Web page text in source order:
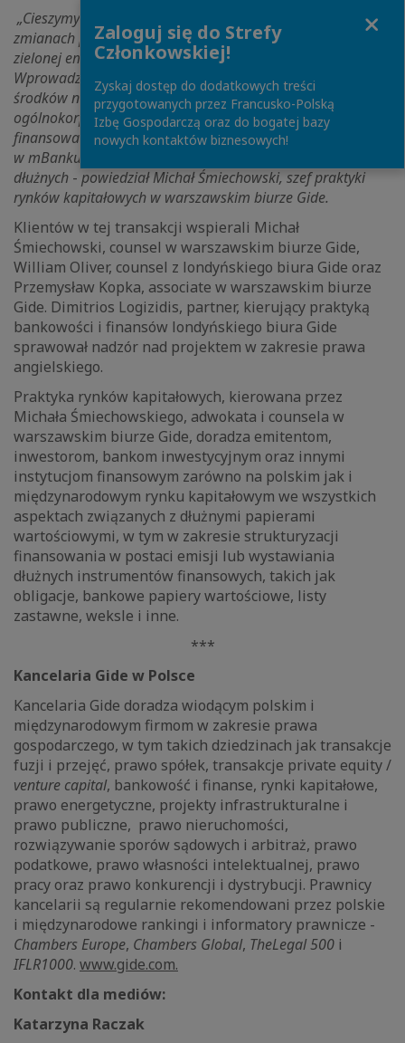
„Cieszymy się, że mogliśmy doradzać mBank przy
zmianach programu EMTN oraz plasowaniu pierwszej
zielonej emisji w ramach zmienionego programu EMTN.
Wprowadzone zmiany umożliwią mBankowi pozyskiwanie
środków na finansowanie swoich potrzeb
ogólnokorporacyjnych lub innych celów, w tym
finansowanie uprawnionych projektów zgodnie z przyjętymi
w mBanku ramami dla emisji zielonych instrumentów
dłużnych - powiedział Michał Śmiechowski, szef praktyki
rynków kapitałowych w warszawskim biurze Gide.
Klientów w tej transakcji wspierali Michał
Śmiechowski, counsel w warszawskim biurze Gide,
William Oliver, counsel z londyńskiego biura Gide oraz
Przemysław Kopka, associate w warszawskim biurze
Gide. Dimitrios Logizidis, partner, kierujący praktyką
bankowości i finansów londyńskiego biura Gide
sprawował nadzór nad projektem w zakresie prawa
angielskiego.
Praktyka rynków kapitałowych, kierowana przez
Michała Śmiechowskiego, adwokata i counsela w
warszawskim biurze Gide, doradza emitentom,
inwestorom, bankom inwestycyjnym oraz innymi
instytucjom finansowym zarówno na polskim jak i
międzynarodowym rynku kapitałowym we wszystkich
aspektach związanych z dłużnymi papierami
wartościowymi, w tym w zakresie strukturyzacji
finansowania w postaci emisji lub wystawiania
dłużnych instrumentów finansowych, takich jak
obligacje, bankowe papiery wartościowe, listy
zastawne, weksle i inne.
***
Kancelaria Gide w Polsce
Kancelaria Gide doradza wiodącym polskim i
międzynarodowym firmom w zakresie prawa
gospodarczego, w tym takich dziedzinach jak transakcje
fuzji i przejęć, prawo spółek, transakcje private equity /
venture capital, bankowość i finanse, rynki kapitałowe,
prawo energetyczne, projekty infrastrukturalne i
prawo publiczne, prawo nieruchomości,
rozwiązywanie sporów sądowych i arbitraż, prawo
podatkowe, prawo własności intelektualnej, prawo
pracy oraz prawo konkurencji i dystrybucji. Prawnicy
kancelarii są regularnie rekomendowani przez polskie
i międzynarodowe rankingi i informatory prawnicze -
Chambers Europe, Chambers Global, TheLegal 500 i
IFLR1000. www.gide.com.
Kontakt dla mediów:
Katarzyna Raczak
Zaloguj się do Strefy
Członkowskiej!
Zyskaj dostęp do dodatkowych treści
przygotowanych przez Francusko-Polską
Izbę Gospodarczą oraz do bogatej bazy
nowych kontaktów biznesowych!